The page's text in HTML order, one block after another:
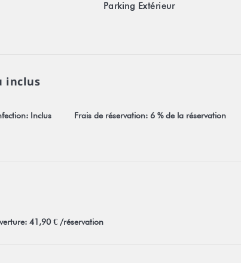
Parking Extérieur
inclus
Inclus Frais de réservation: 6 % de la réservation
41,90 € /réservation